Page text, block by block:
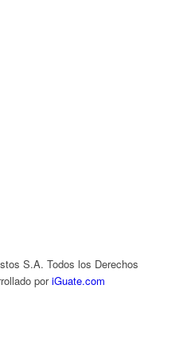
S.A. Todos los Derechos
poriGuate.com